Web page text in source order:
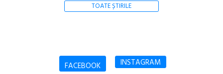
TOATE ȘTIRILE
FACEBOOK INSTAGRAM